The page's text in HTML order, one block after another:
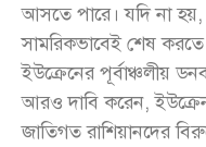
আসতে পারে। যদি না
সামরিকভাবেই শেষ
ইউক্রেনের পূর্বাঞ্চলীয়
আরও দাবি করেন,
জাতিগত রাশিয়ানদের